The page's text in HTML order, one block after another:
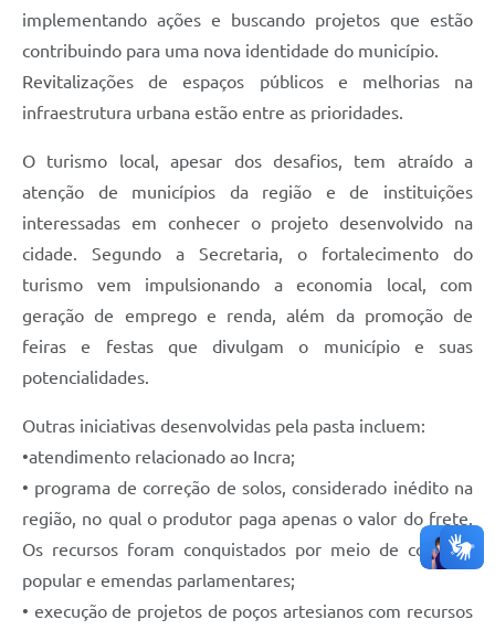
implementando ações e buscando projetos que estão
contribuindo para uma nova identidade do município.
Revitalizações de espaços públicos e melhorias na
infraestrutura urbana estão entre as prioridades.
O turismo local, apesar dos desafios, tem atraído a
atenção de municípios da região e de instituições
interessadas em conhecer o projeto desenvolvido na
cidade. Segundo a Secretaria, o fortalecimento do
turismo vem impulsionando a economia local, com
geração de emprego e renda, além da promoção de
feiras e festas que divulgam o município e suas
potencialidades.
Outras iniciativas desenvolvidas pela pasta incluem:
•atendimento relacionado ao Incra;
• programa de correção de solos, considerado inédito na
região, no qual o produtor paga apenas o valor do frete.
Os recursos foram conquistados por meio de consulta
popular e emendas parlamentares;
• execução de projetos de poços artesianos com recursos